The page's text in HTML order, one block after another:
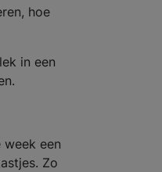
hoe
in een
een
Zo